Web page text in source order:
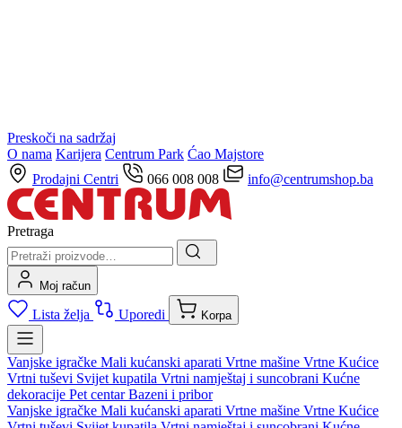
Preskoči na sadržaj
O nama Karijera Centrum Park Ćao Majstore
Prodajni Centri
066 008 008 info@centrumshop.ba
Pretraga
Moj račun
Lista želja Uporedi Korpa
Vanjske igračke Mali kućanski aparati Vrtne mašine Vrtne Kućice
Vrtni tuševi Svijet kupatila Vrtni namještaj i suncobrani Kućne
dekoracije Pet centarBazeni i pribor
Vanjske igračke Mali kućanski aparati Vrtne mašine Vrtne Kućice